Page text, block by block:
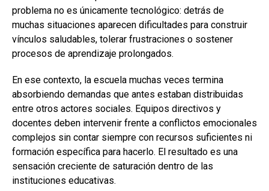
problema no es únicamente tecnológico: detrás de
muchas situaciones aparecen dificultades para construir
vínculos saludables, tolerar frustraciones o sostener
procesos de aprendizaje prolongados.
En ese contexto, la escuela muchas veces termina
absorbiendo demandas que antes estaban distribuidas
entre otros actores sociales. Equipos directivos y
docentes deben intervenir frente a conflictos emocionales
complejos sin contar siempre con recursos suficientes ni
formación específica para hacerlo. El resultado es una
sensación creciente de saturación dentro de las
instituciones educativas.